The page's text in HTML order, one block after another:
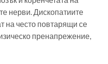
нерви. Дископатиите
на често повтарящи се
пренапрежение,